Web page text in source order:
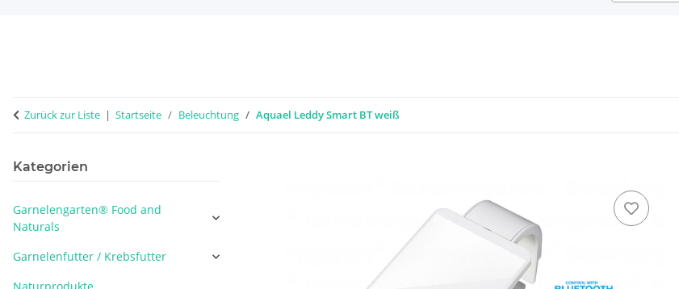
Zurück zur Liste Startseite Beleuchtung Aquael Leddy Smart BT weiß
Kategorien
Garnelengarten® Food and
Naturals
Garnelenfutter / Krebsfutter